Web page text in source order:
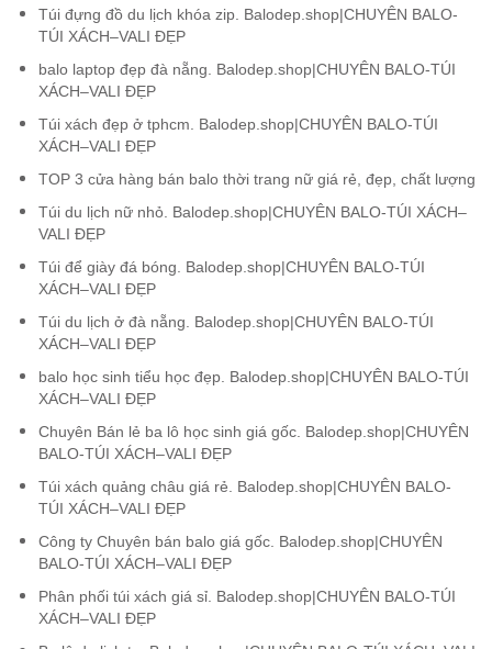
Túi đựng đồ du lịch khóa zip. Balodep.shop|CHUYÊN BALO-
TÚI XÁCH–VALI ĐẸP
balo laptop đẹp đà nẵng. Balodep.shop|CHUYÊN BALO-TÚI
XÁCH–VALI ĐẸP
Túi xách đẹp ở tphcm. Balodep.shop|CHUYÊN BALO-TÚI
XÁCH–VALI ĐẸP
TOP 3 cửa hàng bán balo thời trang nữ giá rẻ, đẹp, chất lượng
Túi du lịch nữ nhỏ. Balodep.shop|CHUYÊN BALO-TÚI XÁCH–
VALI ĐẸP
Túi để giày đá bóng. Balodep.shop|CHUYÊN BALO-TÚI
XÁCH–VALI ĐẸP
Túi du lịch ở đà nẵng. Balodep.shop|CHUYÊN BALO-TÚI
XÁCH–VALI ĐẸP
balo học sinh tiểu học đẹp. Balodep.shop|CHUYÊN BALO-TÚI
XÁCH–VALI ĐẸP
Chuyên Bán lẻ ba lô học sinh giá gốc. Balodep.shop|CHUYÊN
BALO-TÚI XÁCH–VALI ĐẸP
Túi xách quảng châu giá rẻ. Balodep.shop|CHUYÊN BALO-
TÚI XÁCH–VALI ĐẸP
Công ty Chuyên bán balo giá gốc. Balodep.shop|CHUYÊN
BALO-TÚI XÁCH–VALI ĐẸP
Phân phối túi xách giá sỉ. Balodep.shop|CHUYÊN BALO-TÚI
XÁCH–VALI ĐẸP